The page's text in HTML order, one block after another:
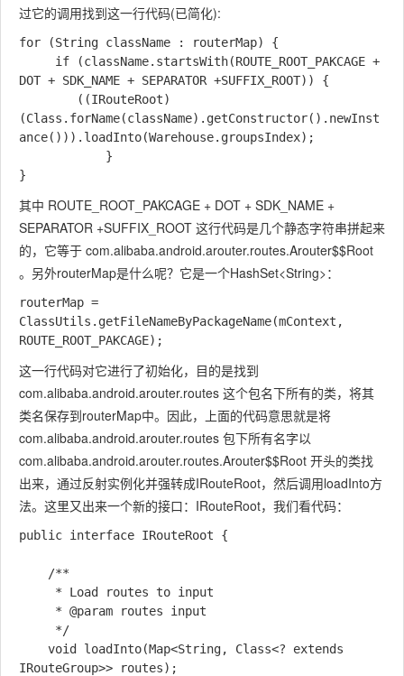
过它的调用找到这一行代码(已简化):
for (String className : routerMap) {
DOT + SDK_NAME + SEPARATOR +SUFFIX_ROOT)) {
(Class.forName(className).getConstructor().newInst
ance())).loadInto(Warehouse.groupsIndex);
其中 ROUTE_ROOT_PAKCAGE + DOT + SDK_NAME +
SEPARATOR +SUFFIX_ROOT 这行代码是几个静态字符串拼起来
的，它等于 com.alibaba.android.arouter.routes.Arouter$$Root
。另外routerMap是什么呢？它是一个HashSet<String>：
routerMap =
ClassUtils.getFileNameByPackageName(mContext,
这一行代码对它进行了初始化，目的是找到
com.alibaba.android.arouter.routes 这个包名下所有的类，将其
类名保存到routerMap中。因此，上面的代码意思就是将
com.alibaba.android.arouter.routes 包下所有名字以
com.alibaba.android.arouter.routes.Arouter$$Root 开头的类找
出来，通过反射实例化并强转成IRouteRoot，然后调用loadInto方
法。这里又出来一个新的接口：IRouteRoot，我们看代码：
public interface IRouteRoot {
IRouteGroup>> routes);